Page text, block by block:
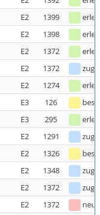
E2 1399
E2 1398
E2 1372
E2 1372
E2 1274
E3 126
E3 295
E2 1291
E2 1326
E2 1348
E2 1372
E2 1372
neu